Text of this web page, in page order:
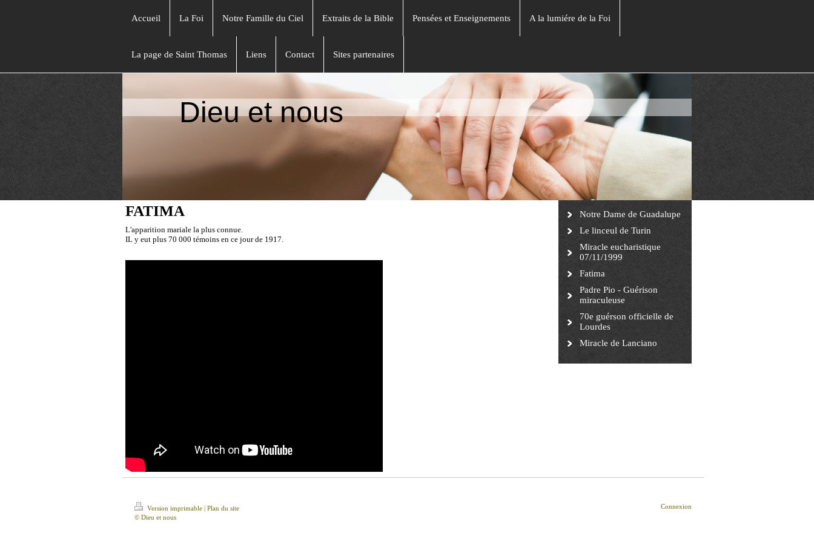
Accueil La Foi Notre Famille du Ciel Extraits de la Bible Pensées et Enseignements A la lumiére de la Foi
La page de Saint Thomas Liens Contact Sites partenaires
Dieu et nous
FATIMA
L'apparition mariale la plus connue.
IL y eut plus 70 000 témoins en ce jour de 1917.
Notre Dame de Guadalupe
Le linceul de Turin
Miracle eucharistique
07/11/1999
Fatima
Padre Pio - Guérison
miraculeuse
70e guérson officielle de
Lourdes
Miracle de Lanciano
Version imprimable | Plan du site
© Dieu et nous
Connexion